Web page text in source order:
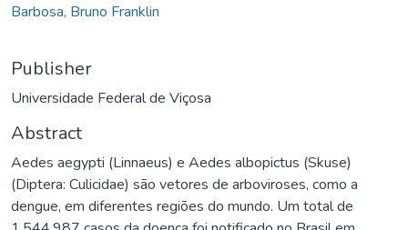
Barbosa, Bruno Franklin
Publisher
Universidade Federal de Viçosa
Abstract
Aedes aegypti (Linnaeus) e Aedes albopictus (Skuse)
(Diptera: Culicidae) são vetores de arboviroses, como a
dengue, em diferentes regiões do mundo. Um total de